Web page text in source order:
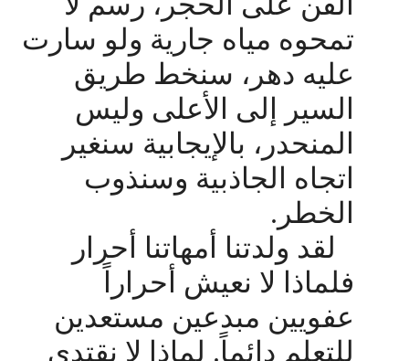
تمحوه مياه جارية ولو سارت
عليه دهر، سنخط طريق
السير إلى الأعلى وليس
المنحدر، بالإيجابية سنغير
اتجاه الجاذبية وسنذوب
الخطر.
لقد ولدتنا أمهاتنا أحرار
فلماذا لا نعيش أحراراً
عفويين مبدعين مستعدين
للتعلم دائماً. لماذا لا نقتدي